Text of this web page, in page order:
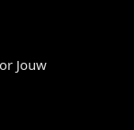
Jouw